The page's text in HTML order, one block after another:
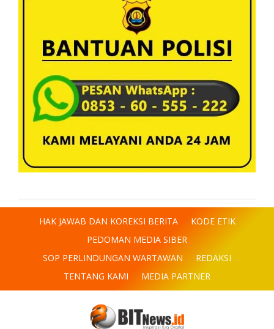
HAK JAWAB DAN KOREKSI BERITA
KODE ETIK
PEDOMAN MEDIA SIBER
SOP PERLINDUNGAN WARTAWAN
REDAKSI
TENTANG KAMI
MEDIA PARTNER